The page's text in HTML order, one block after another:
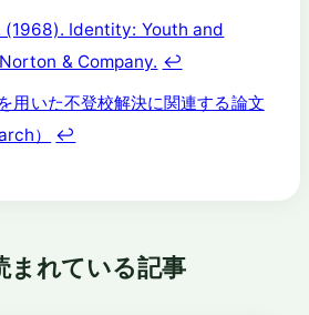
(1968). Identity: Youth and
& Company. ↩︎
用いた不登校解決に関連する論文
）
↩︎
まれている記事